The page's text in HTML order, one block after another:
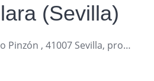
(Sevilla)
Calle Martín Alonso Pinzón , 41007 Sevilla, provincia de Sevilla, España